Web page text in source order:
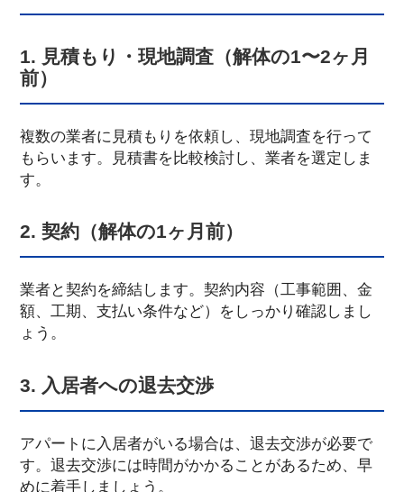
1. 見積もり・現地調査（解体の1〜2ヶ月
前）
複数の業者に見積もりを依頼し、現地調査を行って
もらいます。見積書を比較検討し、業者を選定しま
す。
2. 契約（解体の1ヶ月前）
業者と契約を締結します。契約内容（工事範囲、金
額、工期、支払い条件など）をしっかり確認しまし
ょう。
3. 入居者への退去交渉
アパートに入居者がいる場合は、退去交渉が必要で
す。退去交渉には時間がかかることがあるため、早
めに着手しましょう。